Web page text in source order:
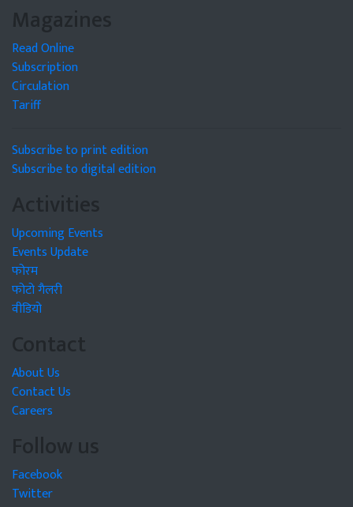
Magazines
Read Online
Subscription
Circulation
Tariff
Subscribe to print edition
Subscribe to digital edition
Activities
Upcoming Events
Events Update
फोरम
फोटो गैलरी
वीडियो
Contact
About Us
Contact Us
Careers
Follow us
Facebook
Twitter